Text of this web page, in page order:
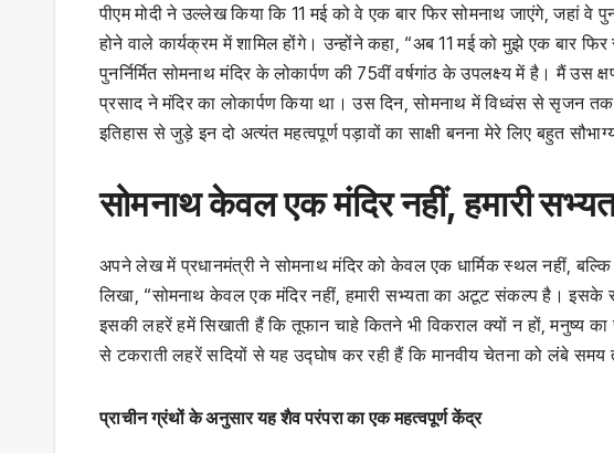
पीएम मोदी ने उल्लेख किया कि 11 मई को वे एक बार फिर सोमनाथ जाएंगे, जहां वे
होने वाले कार्यक्रम में शामिल होंगे। उन्होंने कहा, “अब 11 मई को मुझे एक बार
पुनर्निर्मित सोमनाथ मंदिर के लोकार्पण की 75वीं वर्षगांठ के उपलक्ष्य में है। मैं उस
प्रसाद ने मंदिर का लोकार्पण किया था। उस दिन, सोमनाथ में विध्वंस से सृजन
इतिहास से जुड़े इन दो अत्यंत महत्वपूर्ण पड़ावों का साक्षी बनना मेरे लिए बहुत
सोमनाथ केवल एक मंदिर नहीं, हमारी
अपने लेख में प्रधानमंत्री ने सोमनाथ मंदिर को केवल एक धार्मिक स्थल नहीं,
लिखा, “सोमनाथ केवल एक मंदिर नहीं, हमारी सभ्यता का अटूट संकल्प है। इसके
इसकी लहरें हमें सिखाती हैं कि तूफान चाहे कितने भी विकराल क्यों न हों, मनुष्य
से टकराती लहरें सदियों से यह उद्घोष कर रही हैं कि मानवीय चेतना को लंबे समय
प्राचीन ग्रंथों के अनुसार यह शैव परंपरा का एक महत्वपूर्ण केंद्र